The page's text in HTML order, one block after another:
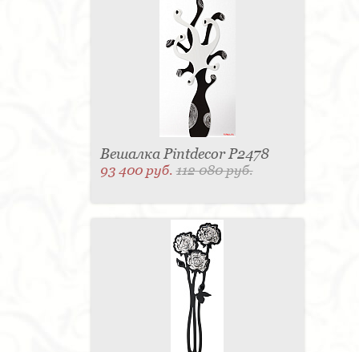
Вешалка Pintdecor P2478
93 400 руб.112 080 руб.